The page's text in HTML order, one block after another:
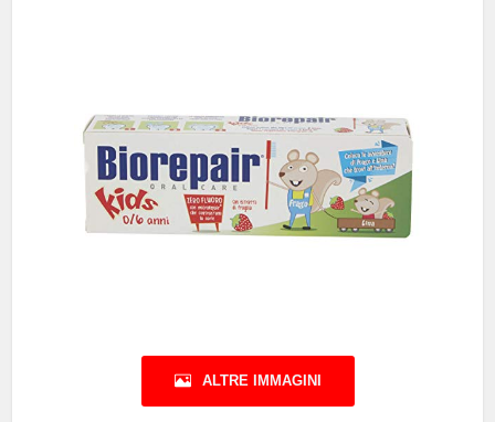
ALTRE IMMAGINI